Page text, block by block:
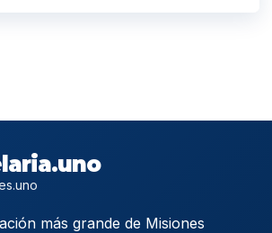
más grande de Misiones